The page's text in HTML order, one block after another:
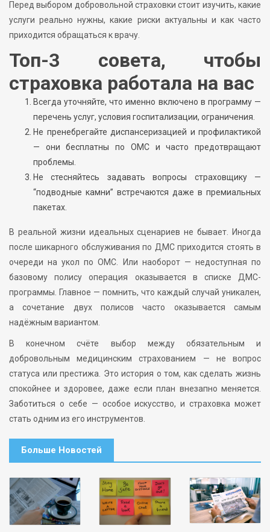
Перед выбором добровольной страховки стоит изучить, какие
услуги реально нужны, какие риски актуальны и как часто
приходится обращаться к врачу.
Топ-3 совета, чтобы
страховка работала на вас
Всегда уточняйте, что именно включено в программу —
перечень услуг, условия госпитализации, ограничения.
Не пренебрегайте диспансеризацией и профилактикой
— они бесплатны по ОМС и часто предотвращают
проблемы.
Не стесняйтесь задавать вопросы страховщику —
“подводные камни” встречаются даже в премиальных
пакетах.
В реальной жизни идеальных сценариев не бывает. Иногда
после шикарного обслуживания по ДМС приходится стоять в
очереди на укол по ОМС. Или наоборот — недоступная по
базовому полису операция оказывается в списке ДМС-
программы. Главное — помнить, что каждый случай уникален,
а сочетание двух полисов часто оказывается самым
надёжным вариантом.
В конечном счёте выбор между обязательным и
добровольным медицинским страхованием — не вопрос
статуса или престижа. Это история о том, как сделать жизнь
спокойнее и здоровее, даже если план внезапно меняется.
Заботиться о себе — особое искусство, и страховка может
стать одним из его инструментов.
Больше Новостей